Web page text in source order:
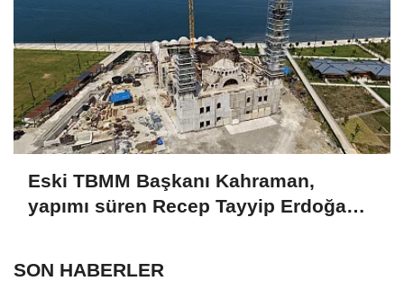
Eski TBMM Başkanı Kahraman,
yapımı süren Recep Tayyip Erdoğan
SON HABERLER